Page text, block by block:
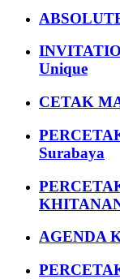
Unique
CETAK
Surabaya
AGENDA